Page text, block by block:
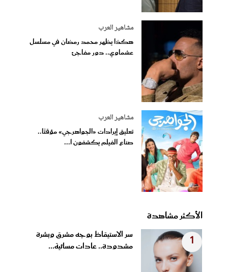
مشاهير العرب
هكذا يظهر محمد رمضان في مسلسل
عشماوي.. دور مفاجئ
مشاهير العرب
تعليق إيرادات «الجواهرجي» مؤقتًا..
صناع الفيلم يكشفون ا...
الأكثر مشاهدة
1
سر الاستيقاظ بوجه مشرق وبشرة
مشدودة.. عادات مسائية...